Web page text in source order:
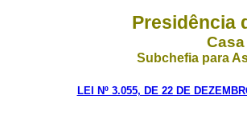
Presidência
Casa
Subchefia para
LEI Nº 3.055, DE 22 DE